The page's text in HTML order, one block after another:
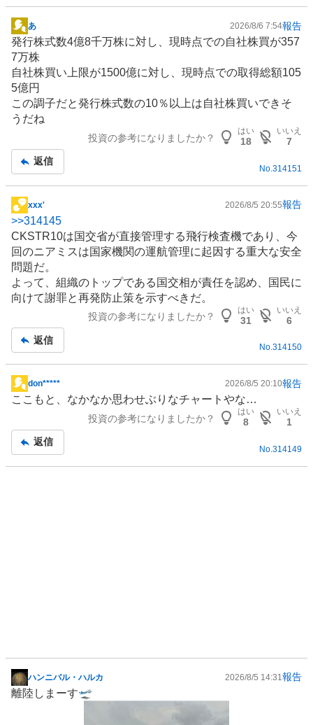
い
0
%
、
様
子
見
0
、
売
り
い
0
%
、
強
く
売
た
0
%
掲
示
板
記
事
あ 2026/8/6 7:54報告
発行株式数4億8千万株に対し、現時点での自社株買が357
7万株
自社株買い上限が1500億に対し、現時点での取得総額105
5億円
この調子だと発行株式数の10％以上は自社株買いできそ
うだね
投資の参考になりましたか？
はい
18
いいえ
7
返信
No. 314151
掲
示
板
記
事
xxx' 2026/8/5 20:55報告
>>314145
CKSTR10は国交省が直接管理する飛行検査機であり、今
回のニアミスは国家機関の運航管理に起因する重大な安全
問題だ。
よって、組織のトップである国交相が責任を認め、国民に
向けて謝罪と再発防止策を示すべきだ。
投資の参考になりましたか？
はい
31
いいえ
6
返信
No.314150
掲
示
事
don***** 2026/8/5 20:10報告
ここもと、なかなか思わせぶりなチャートやな…
投資の参考になりましたか？
はい
8
いいえ
1
返信
No. 314149
掲
示
ハンニバル・ハルカ 2026/8/5 14:31 報告
離陸しまーす🛫